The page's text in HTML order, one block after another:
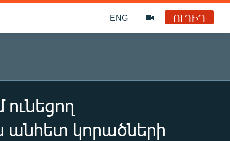
ENG ՈՒՂԻՂ
անհետ կորածների